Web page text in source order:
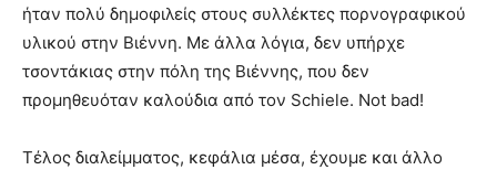
ήταν πολύ δημοφιλείς στους συλλέκτες πορνογραφικού
υλικού στην Βιέννη. Με άλλα λόγια, δεν υπήρχε
τσοντάκιας στην πόλη της Βιέννης, που δεν
προμηθευόταν καλούδια από τον Schiele. Not bad!
Τέλος διαλείμματος, κεφάλια μέσα, έχουμε και άλλο